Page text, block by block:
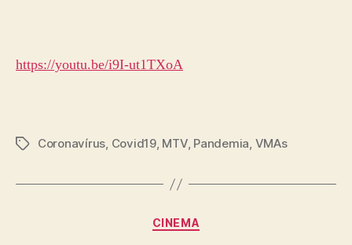
https://youtu.be/i9I-ut1TXoA
TagsCoronavírus, Covid19, MTV, Pandemia, VMAs
Categorias
CINEMA